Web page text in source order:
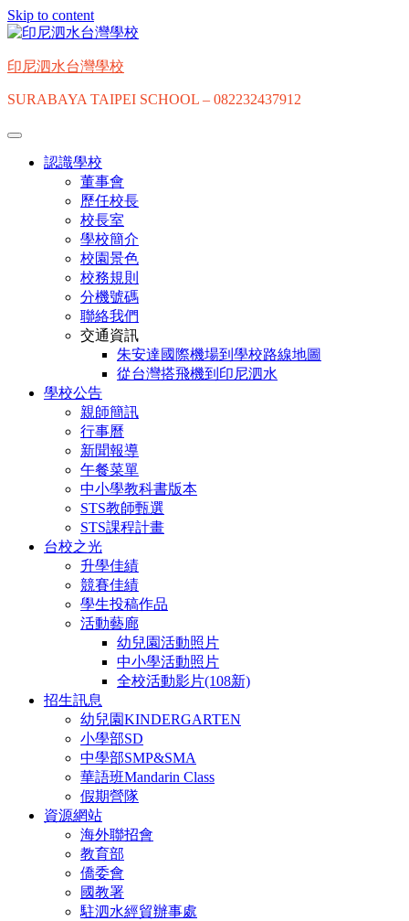
Skip to content
印尼泗水台灣學校
SURABAYA TAIPEI SCHOOL – 082232437912
認識學校
董事會
歷任校長
校長室
學校簡介
校園景色
校務規則
分機號碼
聯絡我們
交通資訊
朱安達國際機場到學校路線地圖
從台灣搭飛機到印尼泗水
學校公告
親師簡訊
行事曆
新聞報導
午餐菜單
中小學教科書版本
STS教師甄選
STS課程計畫
台校之光
升學佳績
競賽佳績
學生投稿作品
活動藝廊
幼兒園活動照片
中小學活動照片
全校活動影片(108新)
招生訊息
幼兒園KINDERGARTEN
小學部SD
中學部SMP&SMA
華語班Mandarin Class
假期營隊
資源網站
海外聯招會
教育部
僑委會
國教署
駐泗水經貿辦事處